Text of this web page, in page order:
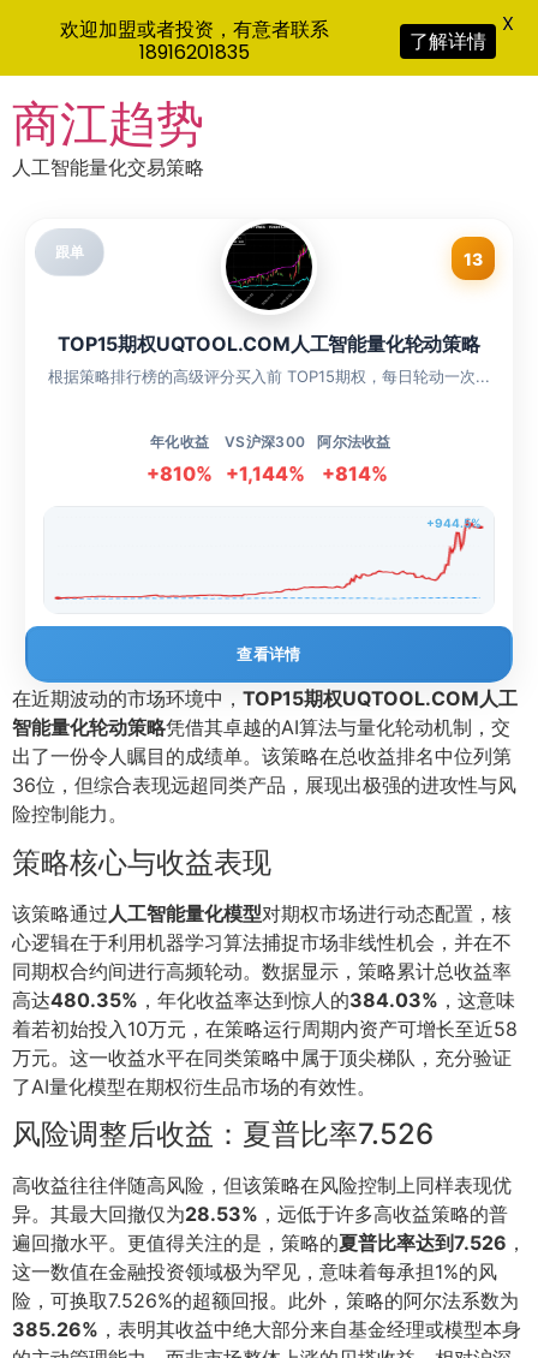
to
content
商江趋势
人工智能量化交易策略
跟单 13
TOP15期权UQTOOL.COM人工智能量化轮动策略
根据策略排行榜的高级评分买入前 TOP15期权，每日轮动一次...
年化收益
+810%
VS沪深300
+1,144%
阿尔法收益
+814%
+944.5%
查看详情
在近期波动的市场环境中， TOP15期权UQTOOL.COM人工
智能量化轮动策略凭借其卓越的AI算法与量化轮动机制，交
出了一份令人瞩目的成绩单。该策略在总收益排名中位列第
36位，但综合表现远超同类产品，展现出极强的进攻性与风
险控制能力。
策略核心与收益表现
该策略通过 人工智能量化模型对期权市场进行动态配置，核
心逻辑在于利用机器学习算法捕捉市场非线性机会，并在不
同期权合约间进行高频轮动。数据显示，策略累计总收益率
高达480.35% ，年化收益率达到惊人的384.03% ，这意味
着若初始投入10万元，在策略运行周期内资产可增长至近58
万元。这一收益水平在同类策略中属于顶尖梯队，充分验证
了AI量化模型在期权衍生品市场的有效性。
风险调整后收益：夏普比率7.526
高收益往往伴随高风险，但该策略在风险控制上同样表现优
异。其最大回撤仅为28.53% ，远低于许多高收益策略的普
遍回撤水平。更值得关注的是，策略的夏普比率达到7.526 ，
这一数值在金融投资领域极为罕见，意味着每承担1%的风
险，可换取7.526%的超额回报。此外，策略的阿尔法系数为
385.26% ，表明其收益中绝大部分来自基金经理或模型本身
欢迎加盟或者投资，有意者联系
18916201835
了解详情
X